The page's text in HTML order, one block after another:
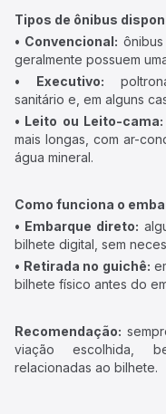
Tipos de ônibus
• Convencional:
geralmente possuem
• Executivo:
sanitário e, em alguns
• Leito ou Leito-cama:
mais longas, com ar-
água mineral.
Como funciona o
• Embarque direto:
bilhete digital, sem
• Retirada no guichê:
bilhete físico antes do
Recomendação:
viação escolhida,
relacionadas ao bilhete.